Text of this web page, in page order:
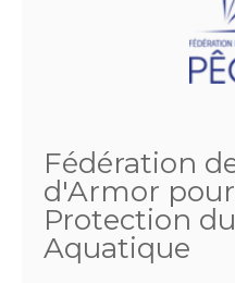
Fédération
d'Armor
Protection
Aquatique